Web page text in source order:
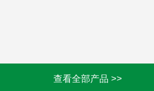
查看全部产品 >>